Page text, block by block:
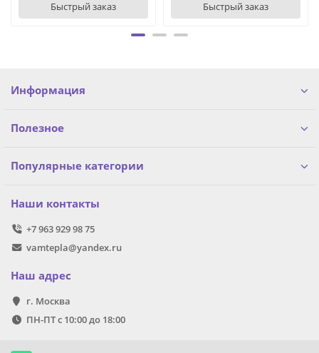
Быстрый заказ Быстрый заказ
Информация
Полезное
Популярные категории
Наши контакты
+7 963 929 98 75
vamtepla@yandex.ru
Наш адрес
г. Москва
ПН-ПТ с 10:00 до 18:00